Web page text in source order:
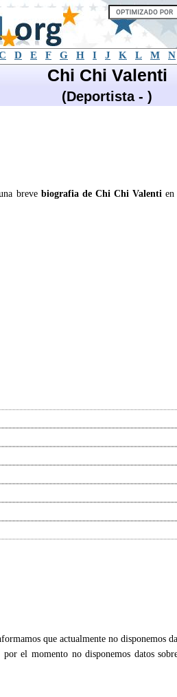
D E F G H I J K L M N
Chi Chi Valenti
(Deportista - )
breve biografia de Chi Chi Valentien
que actualmente no disponemos
el momento no disponemos datos